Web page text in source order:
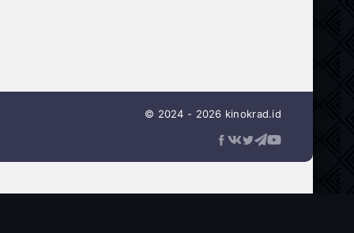
© 2024 - 2026 kinokrad.id